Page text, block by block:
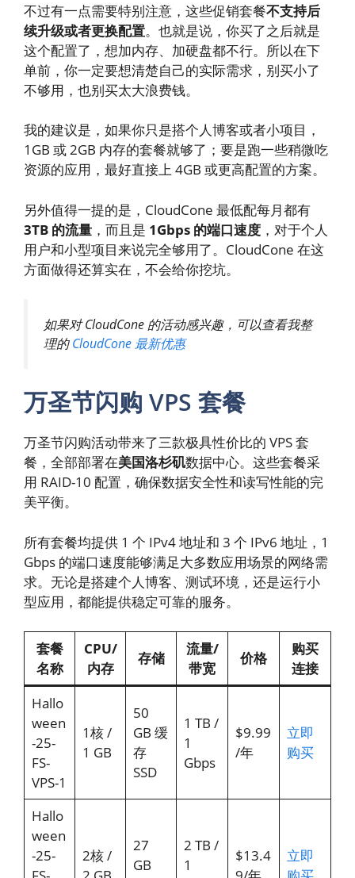
不过有一点需要特别注意，这些促销套餐不支持后
续升级或者更换配置。也就是说，你买了之后就是
这个配置了，想加内存、加硬盘都不行。所以在下
单前，你一定要想清楚自己的实际需求，别买小了
不够用，也别买太大浪费钱。
我的建议是，如果你只是搭个人博客或者小项目，
1GB 或 2GB 内存的套餐就够了；要是跑一些稍微吃
资源的应用，最好直接上 4GB 或更高配置的方案。
另外值得一提的是，CloudCone 最低配每月都有
3TB 的流量 ，而且是 1Gbps 的端口速度 ，对于个人
用户和小型项目来说完全够用了。CloudCone 在这
方面做得还算实在，不会给你挖坑。
如果对 CloudCone 的活动感兴趣，可以查看我整
理的CloudCone 最新优惠
万圣节闪购 VPS 套餐
万圣节闪购活动带来了三款极具性价比的 VPS 套
餐，全部部署在美国洛杉矶数据中心。这些套餐采
用 RAID-10 配置，确保数据安全性和读写性能的完
美平衡。
所有套餐均提供 1 个 IPv4 地址和 3 个 IPv6 地址，1
Gbps 的端口速度能够满足大多数应用场景的网络需
求。无论是搭建个人博客、测试环境，还是运行小
型应用，都能提供稳定可靠的服务。
套餐
名称
CPU/
内存
存储
流量/
带宽
价格
购买
连接
Hallo
ween
-25-
FS-
VPS-1
1核 /
1 GB
50
GB 缓
存
SSD
1 TB /
1
Gbps
$9.99
/年
立即
购买
Hallo
ween
-25-
2核 /
27
GB
2 TB /
1
$13.4
立即